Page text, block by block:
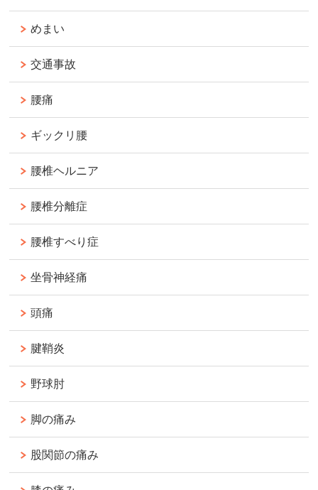
めまい
交通事故
腰痛
ギックリ腰
腰椎ヘルニア
腰椎分離症
腰椎すべり症
坐骨神経痛
頭痛
腱鞘炎
野球肘
脚の痛み
股関節の痛み